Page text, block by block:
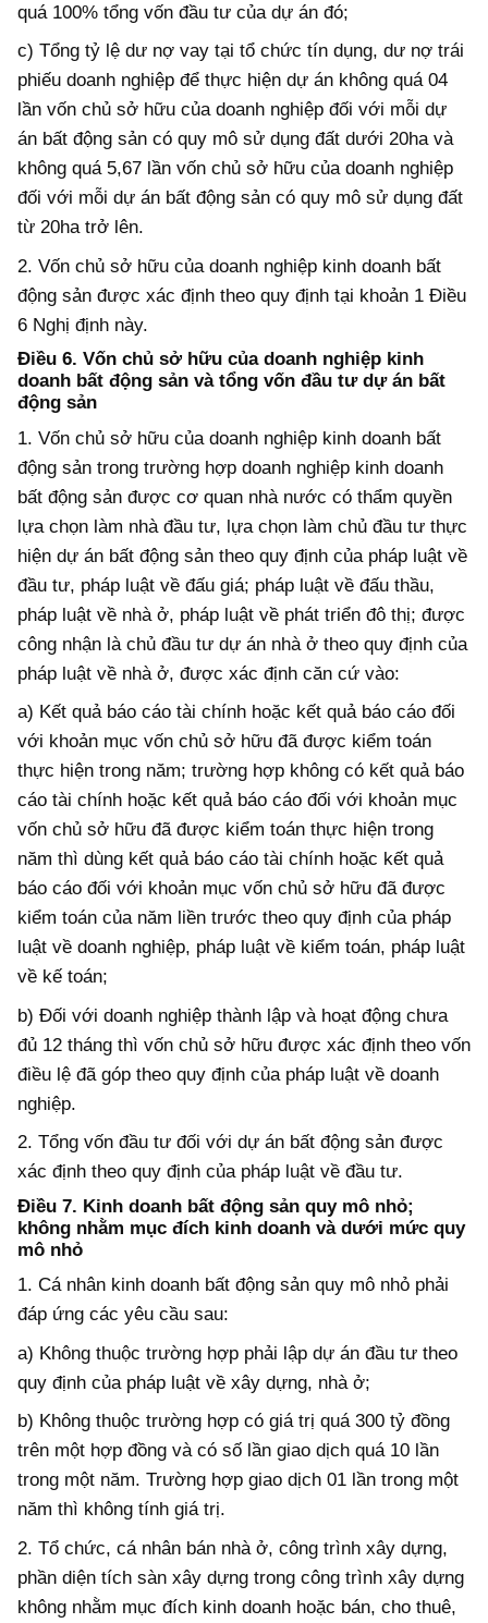
quá 100% tổng vốn đầu tư của dự án đó;
c) Tổng tỷ lệ dư nợ vay tại tổ chức tín dụng, dư nợ trái
phiếu doanh nghiệp để thực hiện dự án không quá 04
lần vốn chủ sở hữu của doanh nghiệp đối với mỗi dự
án bất động sản có quy mô sử dụng đất dưới 20ha và
không quá 5,67 lần vốn chủ sở hữu của doanh nghiệp
đối với mỗi dự án bất động sản có quy mô sử dụng đất
từ 20ha trở lên.
2. Vốn chủ sở hữu của doanh nghiệp kinh doanh bất
động sản được xác định theo quy định tại khoản 1 Điều
6 Nghị định này.
Điều 6. Vốn chủ sở hữu của doanh nghiệp kinh
doanh bất động sản và tổng vốn đầu tư dự án bất
động sản
1. Vốn chủ sở hữu của doanh nghiệp kinh doanh bất
động sản trong trường hợp doanh nghiệp kinh doanh
bất động sản được cơ quan nhà nước có thẩm quyền
lựa chọn làm nhà đầu tư, lựa chọn làm chủ đầu tư thực
hiện dự án bất động sản theo quy định của pháp luật về
đầu tư, pháp luật về đấu giá; pháp luật về đấu thầu,
pháp luật về nhà ở, pháp luật về phát triển đô thị; được
công nhận là chủ đầu tư dự án nhà ở theo quy định của
pháp luật về nhà ở, được xác định căn cứ vào:
a) Kết quả báo cáo tài chính hoặc kết quả báo cáo đối
với khoản mục vốn chủ sở hữu đã được kiểm toán
thực hiện trong năm; trường hợp không có kết quả báo
cáo tài chính hoặc kết quả báo cáo đối với khoản mục
vốn chủ sở hữu đã được kiểm toán thực hiện trong
năm thì dùng kết quả báo cáo tài chính hoặc kết quả
báo cáo đối với khoản mục vốn chủ sở hữu đã được
kiểm toán của năm liền trước theo quy định của pháp
luật về doanh nghiệp, pháp luật về kiểm toán, pháp luật
về kế toán;
b) Đối với doanh nghiệp thành lập và hoạt động chưa
đủ 12 tháng thì vốn chủ sở hữu được xác định theo vốn
điều lệ đã góp theo quy định của pháp luật về doanh
nghiệp.
2. Tổng vốn đầu tư đối với dự án bất động sản được
xác định theo quy định của pháp luật về đầu tư.
Điều 7. Kinh doanh bất động sản quy mô nhỏ;
không nhằm mục đích kinh doanh và dưới mức quy
mô nhỏ
1. Cá nhân kinh doanh bất động sản quy mô nhỏ phải
đáp ứng các yêu cầu sau:
a) Không thuộc trường hợp phải lập dự án đầu tư theo
quy định của pháp luật về xây dựng, nhà ở;
b) Không thuộc trường hợp có giá trị quá 300 tỷ đồng
trên một hợp đồng và có số lần giao dịch quá 10 lần
trong một năm. Trường hợp giao dịch 01 lần trong một
năm thì không tính giá trị.
2. Tổ chức, cá nhân bán nhà ở, công trình xây dựng,
phần diện tích sàn xây dựng trong công trình xây dựng
không nhằm mục đích kinh doanh hoặc bán, cho thuê,